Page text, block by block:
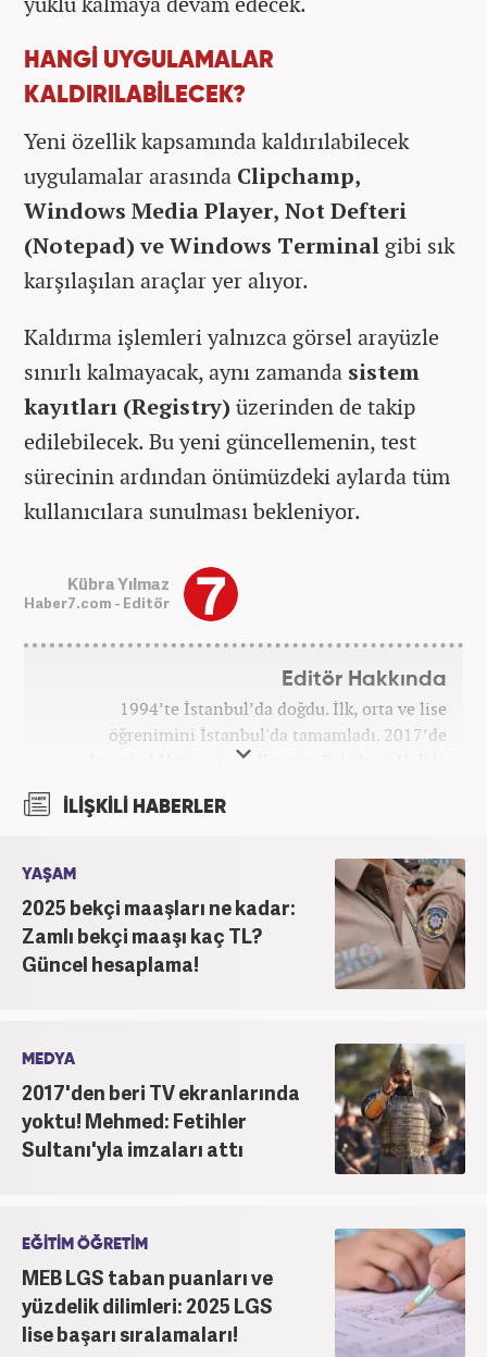
HANGİ UYGULAMALAR
KALDIRILABİLECEK?
Yeni özellik kapsamında kaldırılabilecek
uygulamalar arasında Clipchamp,
Windows Media Player, Not Defteri
(Notepad) ve Windows Terminal gibi sık
karşılaşılan araçlar yer alıyor.
Kaldırma işlemleri yalnızca görsel arayüzle
sınırlı kalmayacak, aynı zamanda sistem
kayıtları (Registry) üzerinden de takip
edilebilecek. Bu yeni güncellemenin, test
sürecinin ardından önümüzdeki aylarda tüm
kullanıcılara sunulması bekleniyor.
Kübra Yılmaz
Haber7.com - Editör
Editör Hakkında
1994’te İstanbul’da doğdu. İlk, orta ve lise
öğrenimini İstanbul'da tamamladı. 2017’de
İstanbul Üniversitesi İletişim Fakültesi Halkla
2017’den beri Kanal7 Medya Grubu’na bağlı
etmektedir.
İLİŞKİLİ HABERLER
YAŞAM
2025 bekçi maaşları ne kadar:
Zamlı bekçi maaşı kaç TL?
Güncel hesaplama!
MEDYA
2017'den beri TV ekranlarında
yoktu! Mehmed: Fetihler
Sultanı'yla imzaları attı
EĞİTİM ÖĞRETİM
MEB LGS taban puanları ve
yüzdelik dilimleri: 2025 LGS
lise başarı sıralamaları!